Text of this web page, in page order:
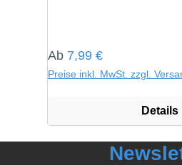
Regulärer Preis:
Ab 7,99 €
Preise inkl. MwSt. zzgl.
Details